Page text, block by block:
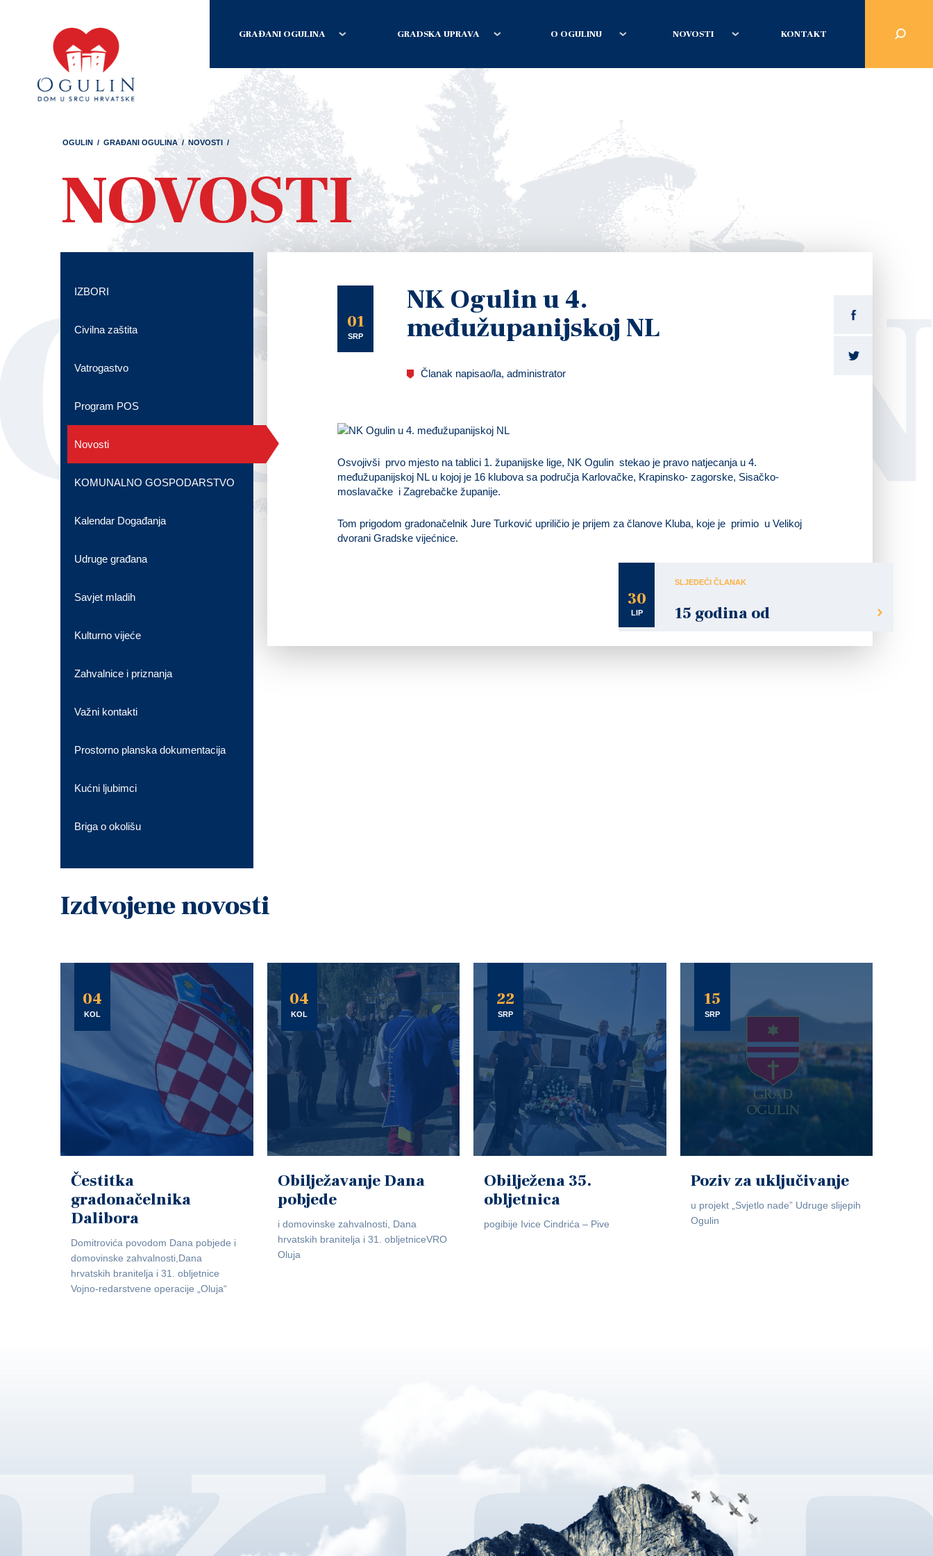
GRAĐANI OGULINA GRADSKA UPRAVA O OGULINU NOVOSTI KONTAKT
OGULIN / GRAĐANI OGULINA / NOVOSTI /
NOVOSTI
01
SRP
NK Ogulin u 4.
međužupanijskoj NL
Članak napisao/la, administrator
Osvojivši prvo mjesto na tablici 1. županijske lige, NK Ogulin stekao je pravo natjecanja u 4.
međužupanijskoj NL u kojoj je 16 klubova sa područja Karlovačke, Krapinsko- zagorske, Sisačko-
moslavačke i Zagrebačke županije.
Tom prigodom gradonačelnik Jure Turković upriličio je prijem za članove Kluba, koje je primio u Velikoj
dvorani Gradske vijećnice.
30
LIP
SLJEDEĆI ČLANAK
15 godina od
IZBORI
Civilna zaštita
Vatrogastvo
Program POS
Novosti
KOMUNALNO GOSPODARSTVO
Kalendar Događanja
Udruge građana
Savjet mladih
Kulturno vijeće
Zahvalnice i priznanja
Važni kontakti
Prostorno planska dokumentacija
Kućni ljubimci
Briga o okolišu
Izdvojene novosti
04
KOL
Čestitka
gradonačelnika
Dalibora
Domitrovića povodom Dana pobjede i
domovinske zahvalnosti,Dana
hrvatskih branitelja i 31. obljetnice
Vojno-redarstvene operacije „Oluja“
04
KOL
Obilježavanje Dana
pobjede
i domovinske zahvalnosti, Dana
hrvatskih branitelja i 31. obljetniceVRO
Oluja
22
SRP
Obilježena 35.
obljetnica
pogibije Ivice Cindrića – Pive
15
SRP
Poziv za uključivanje
u projekt „Svjetlo nade” Udruge slijepih
Ogulin